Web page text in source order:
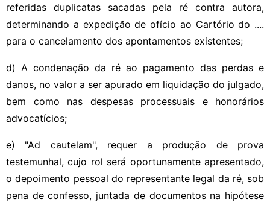
referidas duplicatas sacadas pela ré contra autora,
determinando a expedição de ofício ao Cartório do ....
para o cancelamento dos apontamentos existentes;
d) A condenação da ré ao pagamento das perdas e
danos, no valor a ser apurado em liquidação do julgado,
bem como nas despesas processuais e honorários
advocatícios;
e) "Ad cautelam", requer a produção de prova
testemunhal, cujo rol será oportunamente apresentado,
o depoimento pessoal do representante legal da ré, sob
pena de confesso, juntada de documentos na hipótese